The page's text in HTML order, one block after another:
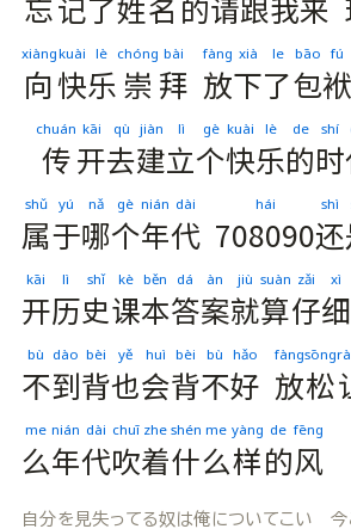
向
xiàng
快
kuài
乐
lè
崇
chóng
拜
bài
放
fàng
下
xià
了
le
包
bāo
袱
fú
传
chuán
开
kāi
去
qù
建
jiàn
立
lì
个
gè
快
kuài
乐
lè
的
de
时
shí
属
shǔ
于
yú
哪
nǎ
个
gè
年
nián
代
dài
708090
hái
还
shì
开
kāi
历
lì
史
shǐ
课
kè
本
běn
答
dá
案
àn
就
jiù
算
suàn
仔
zǎi
细
xì
不
bù
到
dào
背
bèi
也
yě
会
huì
背
bèi
不
bù
好
hǎo
放
fàng
松
sōng
么
me
年
nián
代
dài
吹
chuī
着
zhe
什
shén
么
me
样
yàng
的
de
风
fēng
自分を見失ってる奴は俺についてこい